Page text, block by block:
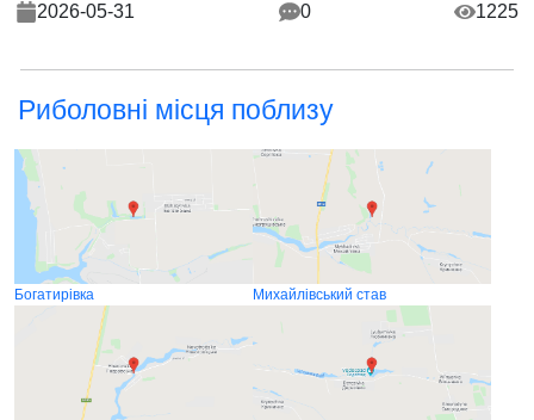
2026-05-31 0 1225
Риболовні місця поблизу
Богатирівка Михайлівський став